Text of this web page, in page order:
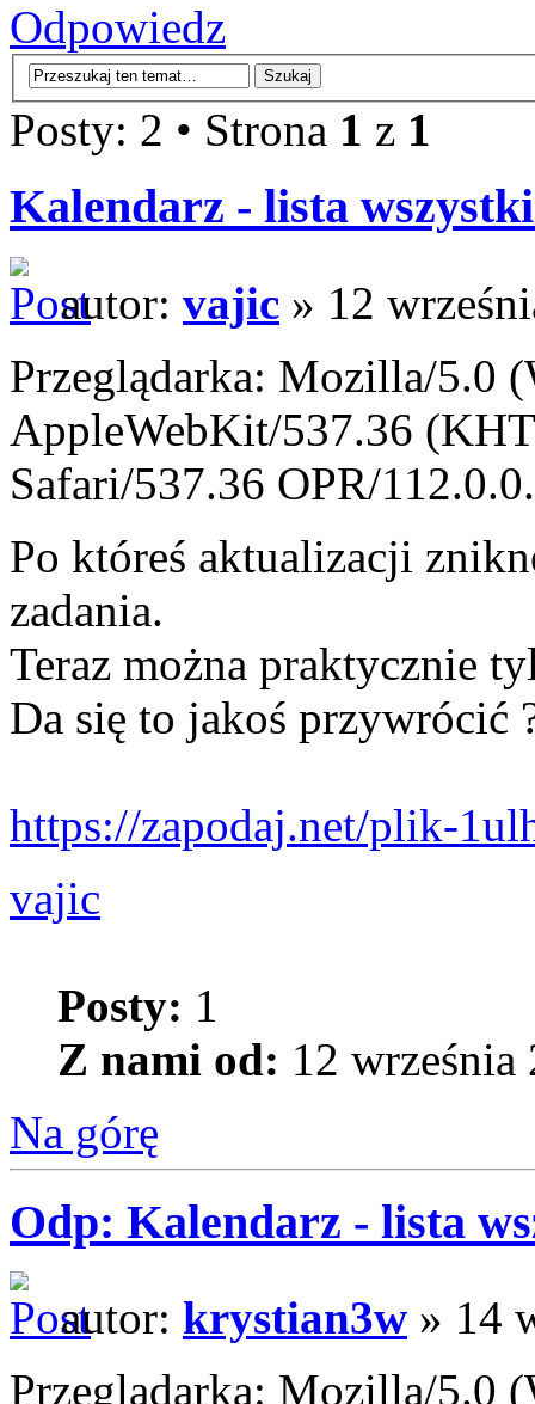
Odpowiedz
Posty: 2 • Strona 1 z 1
Kalendarz - lista
autor: vajic » 12
Przeglądarka: Mozilla/5.0
AppleWebKit/537.36
Safari/537.36 OPR/
Po któreś aktualizacji
zadania.
Teraz można praktycznie
Da się to jakoś przywrócić
https://zapodaj.net/plik-
vajic
Posty: 1
Z nami od: 12
Na górę
Odp: Kalendarz - lista
autor: krystian3w » 14
Przeglądarka: Mozilla/5.0